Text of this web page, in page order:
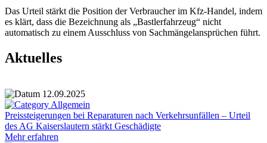
Das Urteil stärkt die Position der Verbraucher im Kfz-Handel, indem
es klärt, dass die Bezeichnung als „Bastlerfahrzeug“ nicht
automatisch zu einem Ausschluss von Sachmängelansprüchen führt.
Aktuelles
12.09.2025
Allgemein
Preissteigerungen bei Reparaturen nach Verkehrsunfällen – Urteil
des AG Kaiserslautern stärkt Geschädigte
Mehr erfahren